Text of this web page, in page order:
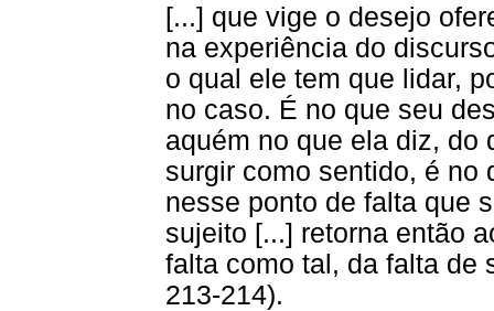
[...] que vige o desejo
na experiência do
o qual ele tem que lidar,
no caso. É no que seu
aquém no que ela diz, do
surgir como sentido, é no
nesse ponto de falta que
sujeito [...] retorna então
falta como tal, da falta de
213-214).